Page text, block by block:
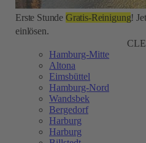
Erste Stunde Gratis-Reinigung!
einlösen.
Hamburg-Mitte
Altona
Eimsbüttel
Hamburg-Nord
Wandsbek
Bergedorf
Harburg
Harburg